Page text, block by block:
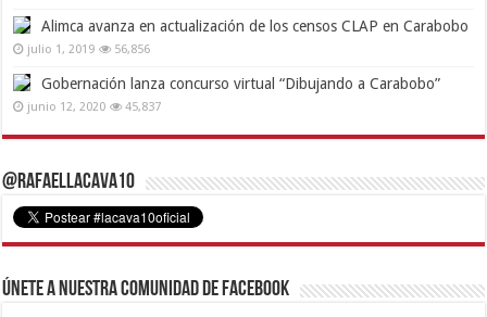
Alimca avanza en actualización de los censos CLAP en Carabobo
julio 1, 2019 56,856
Gobernación lanza concurso virtual “Dibujando a Carabobo”
junio 12, 2020 45,837
@RafaelLacava10
Únete a nuestra comunidad de Facebook